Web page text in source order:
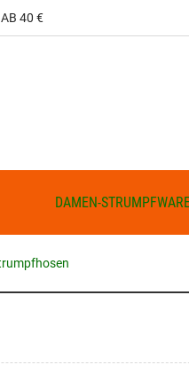
40 €
DAMEN-